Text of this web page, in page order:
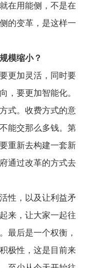
在用能侧，不是在
的变革，是这样一
模缩小？
更加灵活，同时要
，要更加智能化。
式。收费方式的意
能交那么多钱。第
重新去构建一套新
通过改革的方式去
性，以及让利益矛
来，让大家一起往
最后是一个权衡，
极性，这是目前来